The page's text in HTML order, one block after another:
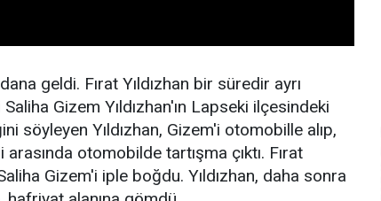
geldi. Fırat Yıldızhan bir süredir ayrı
Gizem Yıldızhan'ın Lapseki ilçesindeki
söyleyen Yıldızhan, Gizem'i otomobille alıp,
otomobilde tartışma çıktı. Fırat
Gizem'i iple boğdu. Yıldızhan, daha sonra